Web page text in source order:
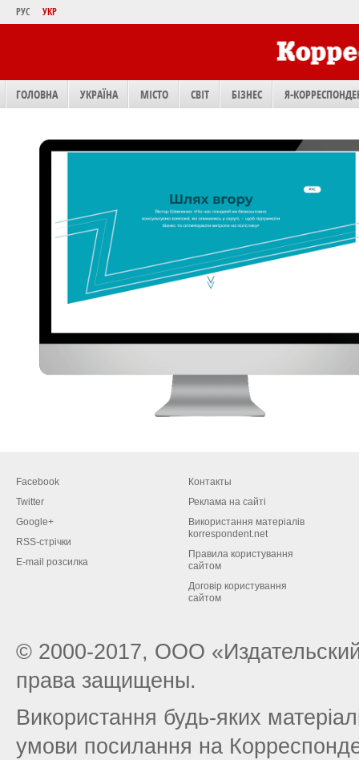
РУС УКР
ГОЛОВНА УКРАЇНА МІСТО СВІТ БІЗНЕС Я-
Facebook
Twitter
Google+
RSS-стрічки
E-mail розсилка
Контакты
Реклама на сайті
Використання матеріалів
korrespondent.net
Правила користування
сайтом
Договір користування
сайтом
© 2000-2017, ООО
права защищены.
Використання будь-яких
умови посилання на